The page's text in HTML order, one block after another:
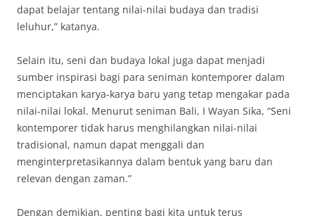
dapat belajar tentang nilai-nilai budaya dan tradisi
leluhur,” katanya.
Selain itu, seni dan budaya lokal juga dapat menjadi
sumber inspirasi bagi para seniman kontemporer dalam
menciptakan karya-karya baru yang tetap mengakar pada
nilai-nilai lokal. Menurut seniman Bali, I Wayan Sika, “Seni
kontemporer tidak harus menghilangkan nilai-nilai
tradisional, namun dapat menggali dan
menginterpretasikannya dalam bentuk yang baru dan
relevan dengan zaman.”
Dengan demikian, penting bagi kita untuk terus